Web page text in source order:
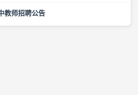
教师招聘公告